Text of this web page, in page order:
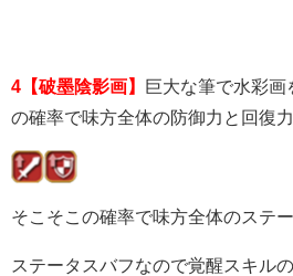
4【破墨陰影画】
巨大な筆で水彩
の確率で味方全体の防御力と回復
そこそこの確率で味方全体のステ
ステータスバフなので覚醒スキル